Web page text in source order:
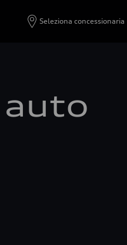
Seleziona concessionaria